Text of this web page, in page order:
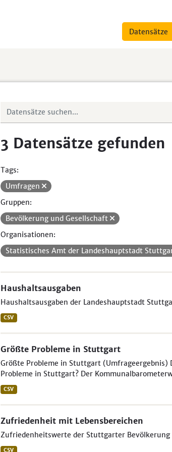
Datensätze
3 Datensätze gefunden
Tags:
Umfragen
Gruppen:
Bevölkerung und Gesellschaft
Organisationen:
Statistisches Amt der Landeshauptstadt
Haushaltsausgaben
Haushaltsausgaben der Landeshauptstadt
CSV
Größte Probleme in Stuttgart
Größte Probleme in Stuttgart (Umfrageergebnis)
Probleme in Stuttgart? Der
CSV
Zufriedenheit mit Lebensbereichen
Zufriedenheitswerte der Stuttgarter Bevölkerung
CSV